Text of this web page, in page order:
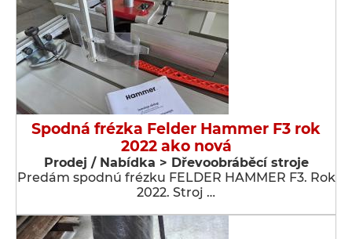
Spodná frézka Felder Hammer F3 rok
2022 ako nová
Prodej / Nabídka > Dřevoobráběcí stroje
Predám spodnú frézku FELDER HAMMER F3. Rok
2022. Stroj …